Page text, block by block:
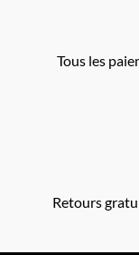
Tous les
Retours